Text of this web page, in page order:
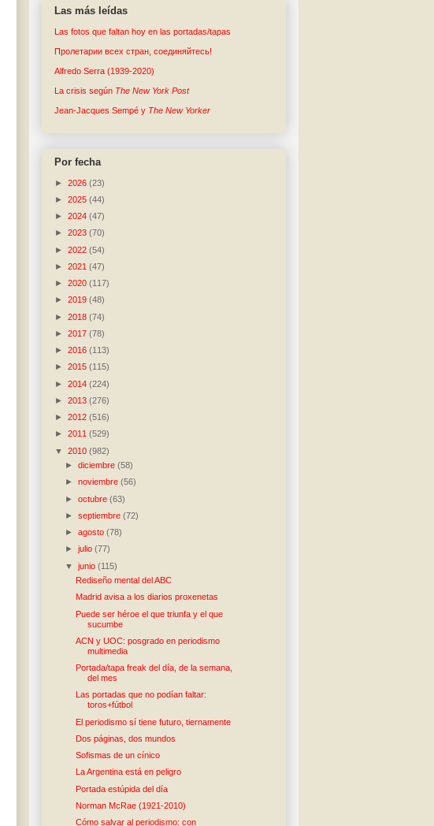
Las más leídas
Las fotos que faltan hoy en las portadas/tapas
Пролетарии всех стран, соединяйтесь!
Alfredo Serra (1939-2020)
La crisis según The New York Post
Jean-Jacques Sempé y The New Yorker
Por fecha
► 2026 (23)
► 2025 (44)
► 2024 (47)
► 2023 (70)
► 2022 (54)
► 2021 (47)
► 2020 (117)
► 2019 (48)
► 2018 (74)
► 2017 (78)
► 2016 (113)
► 2015 (115)
► 2014 (224)
► 2013 (276)
► 2012 (516)
► 2011 (529)
▼ 2010 (982)
►diciembre(58)
►noviembre(56)
►octubre(63)
►septiembre(72)
►agosto(78)
►julio(77)
▼junio(115)
Rediseño mental del ABC
Madrid avisa a los diarios proxenetas
Puede ser héroe el que triunfa y el que
sucumbe
ACN y UOC: posgrado en periodismo
multimedia
Portada/tapa freak del día, de la semana,
del mes
Las portadas que no podían faltar:
toros+fútbol
El periodismo sí tiene futuro, tiernamente
Dos páginas, dos mundos
Sofismas de un cínico
La Argentina está en peligro
Portada estúpida del día
Norman McRae (1921-2010)
Cómo salvar al periodismo: con